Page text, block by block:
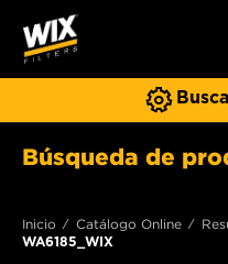
Búsqueda de
Inicio Catálogo Online
WA6185_WIX